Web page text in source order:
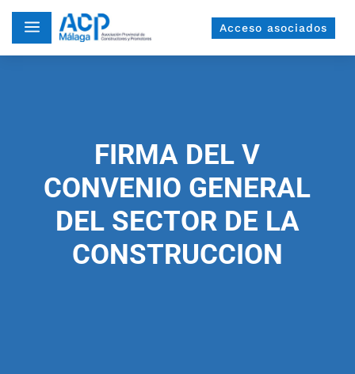
a Acceso asociados
FIRMA DEL V
CONVENIO GENERAL
DEL SECTOR DE LA
CONSTRUCCION